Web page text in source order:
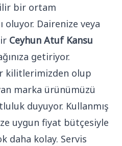
bir ortam
oluyor. Dairenize veya
Ceyhun Atuf Kansu
getiriyor.
kilitlerimizden olup
marka ürünümüzü
duyuyor. Kullanmış
uygun fiyat bütçesiyle
daha kolay. Servis